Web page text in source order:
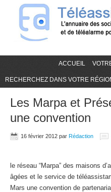
ACCUEIL
RECHERCHEZ DANS VOTRE
Les Marpa et
une convention
16 février 2012 par Rédaction
le réseau “Marpa” des maisons
âgées et le service de
Mars une convention de